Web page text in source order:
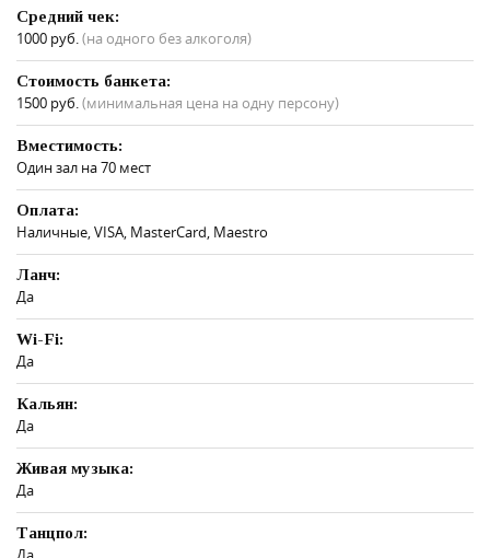
Средний чек:
1000 руб.(на одного без алкоголя)
Стоимость банкета:
1500 руб.(минимальная цена на одну персону)
Вместимость:
Один зал на 70 мест
Оплата:
Наличные, VISA, MasterCard, Maestro
Ланч:
Да
Wi-Fi:
Да
Кальян:
Да
Живая музыка:
Да
Танцпол: